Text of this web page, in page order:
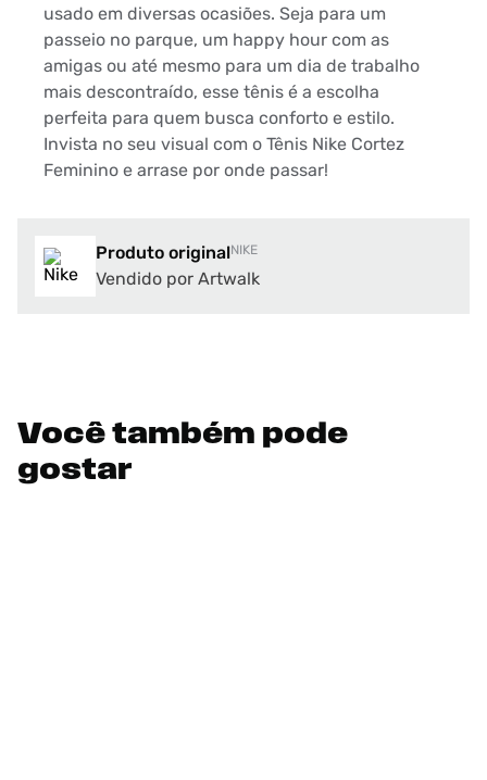
usado em diversas ocasiões. Seja para um
passeio no parque, um happy hour com as
amigas ou até mesmo para um dia de trabalho
mais descontraído, esse tênis é a escolha
perfeita para quem busca conforto e estilo.
Invista no seu visual com o Tênis Nike Cortez
Feminino e arrase por onde passar!
Produto originalNIKE
Vendido por Artwalk
Você também pode
gostar